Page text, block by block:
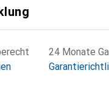
24 Monate